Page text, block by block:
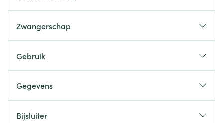
Zwangerschap
Gebruik
Gegevens
Bijsluiter